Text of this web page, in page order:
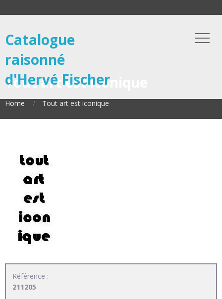
Catalogue
raisonné
d'Hervé Fischer
Tout art est iconique
Home Tout art est iconique
Référence :
211205